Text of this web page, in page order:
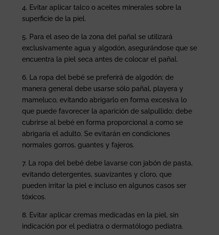
4. Evitar aplicar talco o aceites minerales sobre la
superficie de la piel.
5. Para el aseo de la zona del pañal se utilizará
exclusivamente agua y algodón, asegurándose que se
encuentra la piel seca antes de colocar el pañal.
6. La ropa del bebé se preferirá de algodón; de
manera general debe usarse sólo pañal, playera y
mameluco, evitando abrigarlo en forma excesiva lo
que puede favorecer la aparición de salpullido; debe
cubrirse al bebé en forma proporcional a como se
abrigaría el adulto. Se evitarán en condiciones
normales gorros, guantes y fajeros.
7. La ropa del bebé debe lavarse con jabón de pasta,
evitando detergentes, suavizantes y cloro, que
pueden irritar la piel e incluso en algunos casos ser
tóxicos.
8. Evitar aplicar cremas medicadas en la piel, sin
indicación por el pediatra o dermatólogo pediatra.